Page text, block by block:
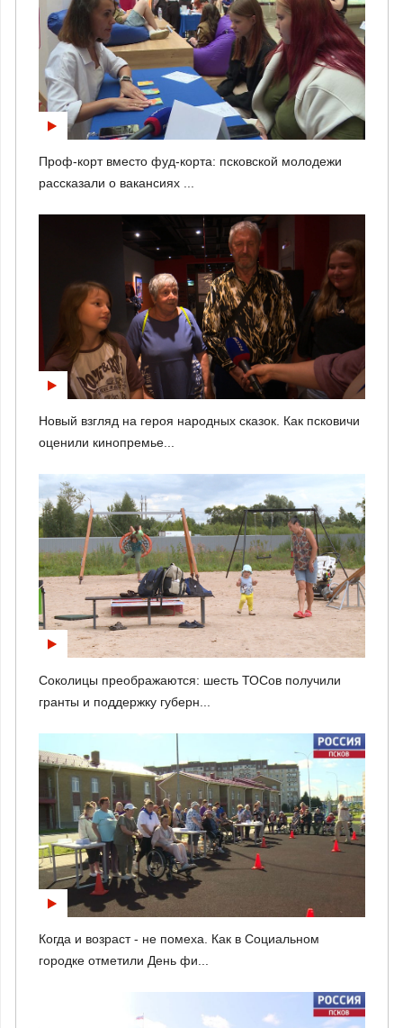
Проф-корт вместо фуд-корта: псковской молодежи
рассказали о вакансиях ...
Новый взгляд на героя народных сказок. Как псковичи
оценили кинопремье...
Соколицы преображаются: шесть ТОСов получили
гранты и поддержку губерн...
Когда и возраст - не помеха. Как в Социальном
городке отметили День фи...